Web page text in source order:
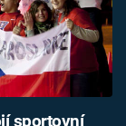
sportovní